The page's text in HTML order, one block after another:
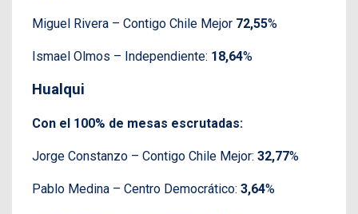
Miguel Rivera – Contigo Chile Mejor 72,55%
Ismael Olmos – Independiente: 18,64%
Hualqui
Con el 100% de mesas escrutadas:
Jorge Constanzo – Contigo Chile Mejor: 32,77%
Pablo Medina – Centro Democrático: 3,64%